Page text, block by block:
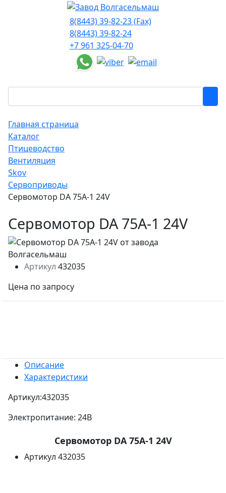
8(8443) 39-82-23 (Fax)
8(8443) 39-82-24
+7 961 325-04-70
Главная страница
Каталог
Птицеводство
Вентиляция
Skov
Сервоприводы
Сервомотор DA 75A-1 24V
Сервомотор DA 75A-1 24V
Артикул 432035
Цена по запросу
Описание
Характеристики
Артикул:432035
Электропитание: 24В
Сервомотор DA 75A-1 24V
Артикул 432035